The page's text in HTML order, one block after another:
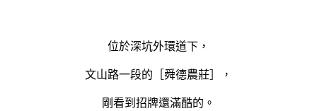
位於深坑外環道下，
文山路一段的［舜德農莊］，
剛看到招牌還滿酷的。